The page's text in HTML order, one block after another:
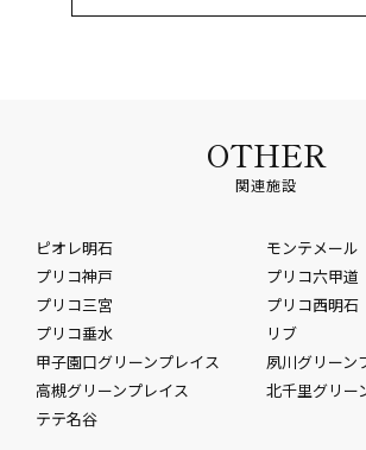
OTHER
関連施設
ピオレ明石
モンテメール
プリコ神戸
プリコ六甲道
プリコ三宮
プリコ西明石
プリコ垂水
リブ
甲子園口グリーンプレイス
夙川グリーン
高槻グリーンプレイス
北千里グリー
テテ名谷